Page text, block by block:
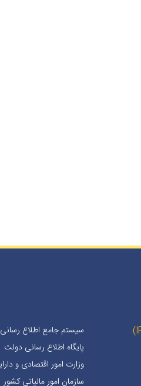
سیستم جامع اطلاع
پایگاه اطلاع رسانی دولت
وزارت امور اقتصادی و
سازمان امور مالیاتی کشور